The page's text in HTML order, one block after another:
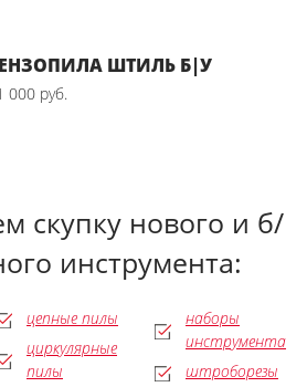
ШТИЛЬ Б|У
000 руб.
скупку нового и б/
инструмента:
цепные пилы
циркулярные
пилы
наборы
инструмента
штроборезы